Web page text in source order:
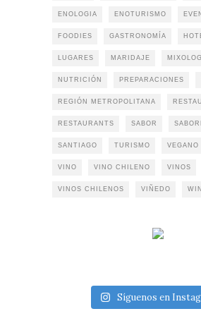
ENOLOGIA ENOTURISMO
FOODIES GASTRONOMÍA
LUGARES MARIDAJE
NUTRICIÓN PREPARACIONES
REGIÓN METROPOLITANA
RESTAURANTS SABOR
SANTIAGO TURISMO VEGANO
VINO VINO CHILENO VINOS
VINOS CHILENOS VIÑEDO
Síguenos en